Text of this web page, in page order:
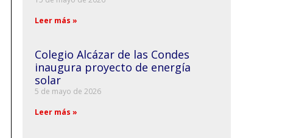
Leer más »
Colegio Alcázar de las Condes
inaugura proyecto de energía
solar
5 de mayo de 2026
Leer más »